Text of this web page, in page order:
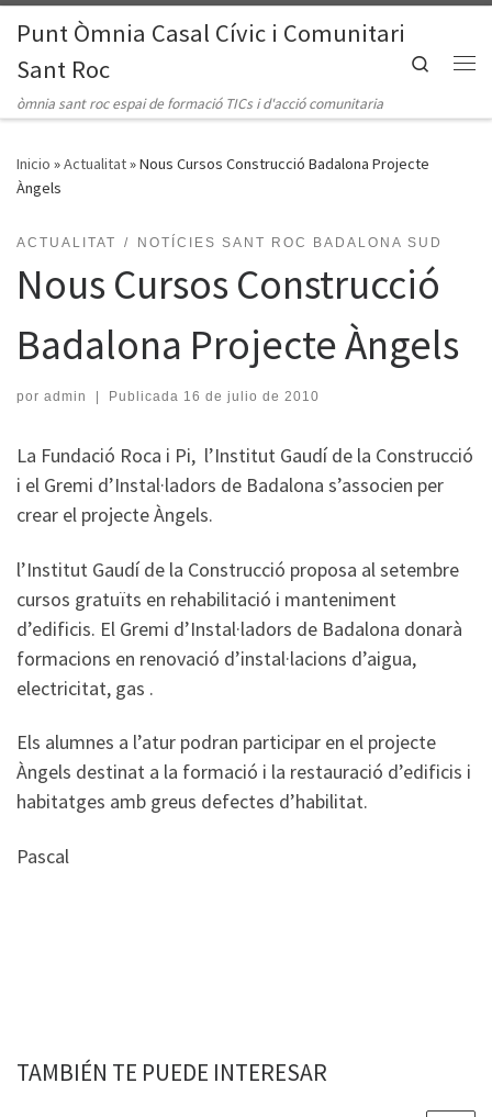
Saltar al contenido
Punt Òmnia Casal Cívic i Comunitari
Sant Roc
òmnia sant roc espai de formació TICs i d'acció comunitaria
Search
Inicio »Actualitat»Nous Cursos Construcció Badalona Projecte
Àngels
ACTUALITAT NOTÍCIES SANT ROC BADALONA SUD
Nous Cursos Construcció
Badalona Projecte Àngels
por admin Publicada 16 de julio de 2010
La Fundació Roca i Pi, l’Institut Gaudí de la Construcció
i el Gremi d’Instal·ladors de Badalona s’associen per
crear el projecte Àngels.
l’Institut Gaudí de la Construcció proposa al setembre
cursos gratuïts en rehabilitació i manteniment
d’edificis. El Gremi d’Instal·ladors de Badalona donarà
formacions en renovació d’instal·lacions d’aigua,
electricitat, gas .
Els alumnes a l’atur podran participar en el projecte
Àngels destinat a la formació i la restauració d’edificis i
habitatges amb greus defectes d’habilitat.
Pascal
TAMBIÉN TE PUEDE INTERESAR